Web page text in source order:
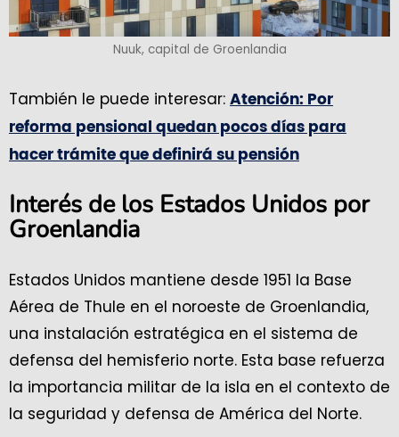
Nuuk, capital de Groenlandia
También le puede interesar: Atención: Por
reforma pensional quedan pocos días para
hacer trámite que definirá su pensión
Interés de los Estados Unidos por
Groenlandia
Estados Unidos mantiene desde 1951 la Base
Aérea de Thule en el noroeste de Groenlandia,
una instalación estratégica en el sistema de
defensa del hemisferio norte. Esta base refuerza
la importancia militar de la isla en el contexto de
la seguridad y defensa de América del Norte.